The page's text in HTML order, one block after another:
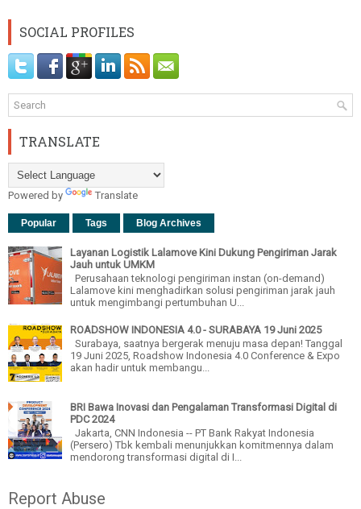
SOCIAL PROFILES
TRANSLATE
Powered by Translate
Popular Tags Blog Archives
Layanan Logistik Lalamove Kini Dukung Pengiriman Jarak
Jauh untuk UMKM
Perusahaan teknologi pengiriman instan (on-demand)
Lalamove kini menghadirkan solusi pengiriman jarak jauh
untuk mengimbangi pertumbuhan U...
ROADSHOW INDONESIA 4.0 - SURABAYA 19 Juni 2025
Surabaya, saatnya bergerak menuju masa depan! Tanggal
19 Juni 2025, Roadshow Indonesia 4.0 Conference & Expo
akan hadir untuk membangu...
BRI Bawa Inovasi dan Pengalaman Transformasi Digital di
PDC 2024
Jakarta, CNN Indonesia -- PT Bank Rakyat Indonesia
(Persero) Tbk kembali menunjukkan komitmennya dalam
mendorong transformasi digital di I...
Report Abuse